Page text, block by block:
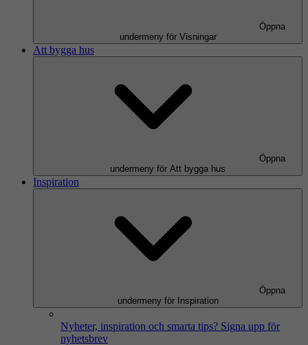
Öppna
undermeny för Visningar
Att bygga hus
Öppna
undermeny för Att bygga hus
Inspiration
Öppna
undermeny för Inspiration
Nyheter, inspiration och smarta tips? Signa upp för
nyhetsbrev